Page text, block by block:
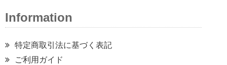
Information
特定商取引法に基づく表記
ご利用ガイド